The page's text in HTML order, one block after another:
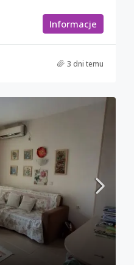
Informacje
3 dni temu